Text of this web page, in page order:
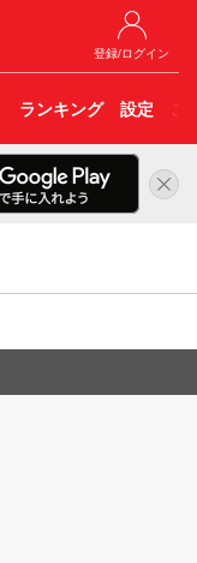
登録/ログイン
ランキング 設定 こ